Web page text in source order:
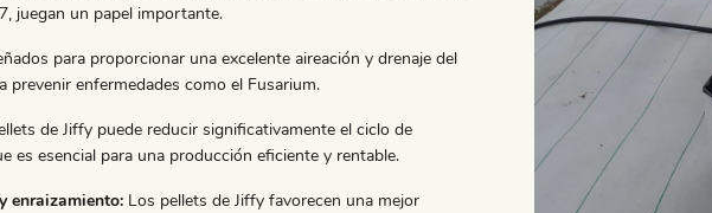
juegan un papel importante.
para proporcionar una excelente aireación y drenaje del
prevenir enfermedades como el Fusarium.
de Jiffy puede reducir significativamente el ciclo de
es esencial para una producción eficiente y rentable.
enraizamiento: Los pellets de Jiffy favorecen una mejor